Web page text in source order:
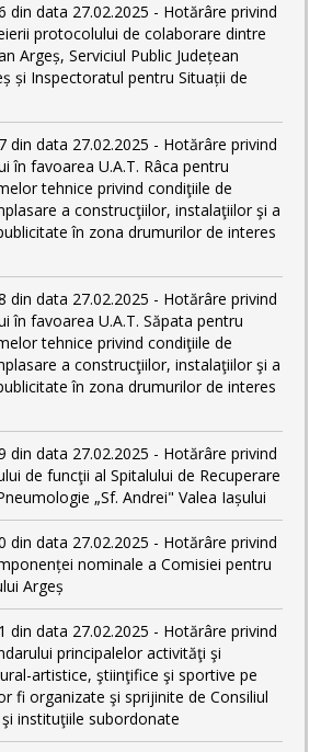
din data 27.02.2025 - Hotărâre privind
protocolului de colaborare dintre
Argeș, Serviciul Public Județean
și Inspectoratul pentru Situații de
din data 27.02.2025 - Hotărâre privind
în favoarea U.A.T. Râca pentru
tehnice privind condiţiile de
a construcţiilor, instalaţiilor şi a
în zona drumurilor de interes
din data 27.02.2025 - Hotărâre privind
în favoarea U.A.T. Săpata pentru
tehnice privind condiţiile de
a construcţiilor, instalaţiilor şi a
în zona drumurilor de interes
din data 27.02.2025 - Hotărâre privind
de funcţii al Spitalului de Recuperare
„Sf. Andrei" Valea Iașului
din data 27.02.2025 - Hotărâre privind
nominale a Comisiei pentru
Argeș
din data 27.02.2025 - Hotărâre privind
principalelor activităţi şi
artistice, ştiinţifice şi sportive pe
fi organizate şi sprijinite de Consiliul
şi instituţiile subordonate